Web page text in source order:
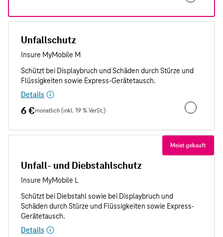
Unfallschutz
Details
6 €monatlich (inkl. 19 % VerSt.)
Meist gekauft
Unfall- und Diebstahlschutz
Details